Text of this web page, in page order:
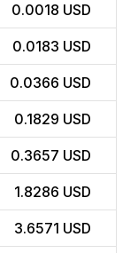
0.0018 USD
0.0183 USD
0.0366 USD
0.1829 USD
0.3657 USD
1.8286 USD
3.6571 USD